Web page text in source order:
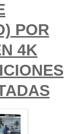
POR
4K